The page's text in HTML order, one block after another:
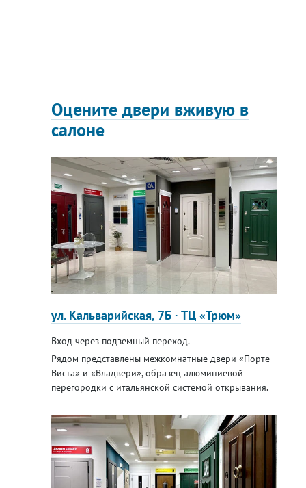
Оцените двери вживую в
салоне
ул. Кальварийская, 7Б · ТЦ «Трюм»
Вход через подземный переход.
Рядом представлены межкомнатные двери «Порте
Виста» и «Владвери», образец алюминиевой
перегородки с итальянской системой открывания.